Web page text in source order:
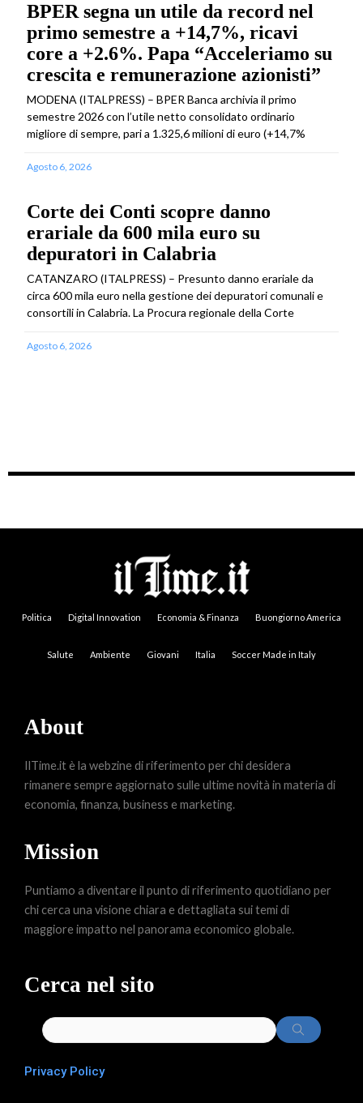
BPER segna un utile da record nel
primo semestre a +14,7%, ricavi
core a +2.6%. Papa “Acceleriamo su
crescita e remunerazione azionisti”
MODENA (ITALPRESS) – BPER Banca archivia il primo
semestre 2026 con l’utile netto consolidato ordinario
migliore di sempre, pari a 1.325,6 milioni di euro (+14,7%
Agosto 6, 2026
Corte dei Conti scopre danno
erariale da 600 mila euro su
depuratori in Calabria
CATANZARO (ITALPRESS) – Presunto danno erariale da
circa 600 mila euro nella gestione dei depuratori comunali e
consortili in Calabria. La Procura regionale della Corte
Agosto 6, 2026
Politica Digital Innovation Economia & Finanza Buongiorno America
Salute Ambiente Giovani Italia Soccer Made in Italy
About
IlTime.it è la webzine di riferimento per chi desidera
rimanere sempre aggiornato sulle ultime novità in materia di
economia, finanza, business e marketing.
Mission
Puntiamo a diventare il punto di riferimento quotidiano per
chi cerca una visione chiara e dettagliata sui temi di
maggiore impatto nel panorama economico globale.
Cerca nel sito
Privacy Policy